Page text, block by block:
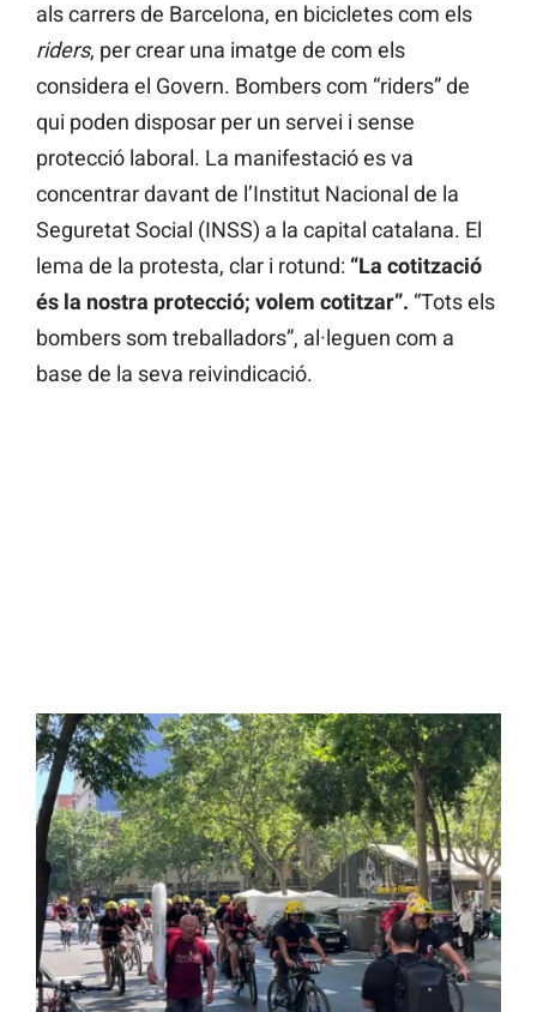
als carrers de Barcelona, en bicicletes com els
riders, per crear una imatge de com els
considera el Govern. Bombers com “riders” de
qui poden disposar per un servei i sense
protecció laboral. La manifestació es va
concentrar davant de l’Institut Nacional de la
Seguretat Social (INSS) a la capital catalana. El
lema de la protesta, clar i rotund: “La cotització
és la nostra protecció; volem cotitzar”. “Tots els
bombers som treballadors”, al·leguen com a
base de la seva reivindicació.